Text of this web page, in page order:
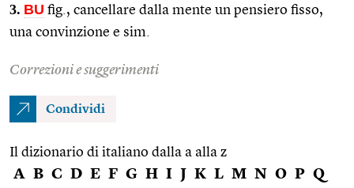
3. BU fig., cancellare dalla mente un pensiero fisso,
una convinzione e sim.
Correzioni e suggerimenti
Condividi
Il dizionario di italiano dalla a alla z
A B C D E F G H I J K L M N O P Q